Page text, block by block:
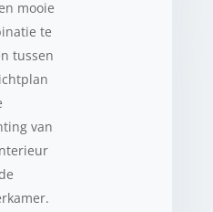
mooie
te
tussen
van